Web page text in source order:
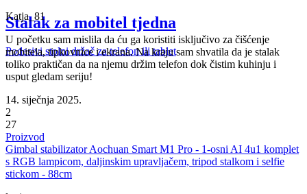
Stalak za mobitel tjedna
Podesivi stolni držač za telefon ili tablet
Katja_81
U početku sam mislila da ću ga koristiti isključivo za čišćenje
mobitela, tipkovnice i ekrana. Na kraju sam shvatila da je stalak
toliko praktičan da na njemu držim telefon dok čistim kuhinju i
usput gledam seriju!
14. siječnja 2025.
2
27
Proizvod
Gimbal stabilizator Aochuan Smart M1 Pro - 1-osni AI 4u1 komplet
s RGB lampicom, daljinskim upravljačem, tripod stalkom i selfie
stickom - 88cm